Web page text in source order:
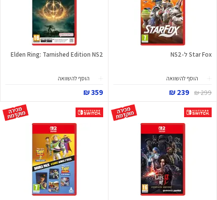
Star Fox ל-NS2
הוסף להשוואה
299 ₪
239 ₪
Elden Ring: Tarnished Edition NS2
הוסף להשוואה
359 ₪